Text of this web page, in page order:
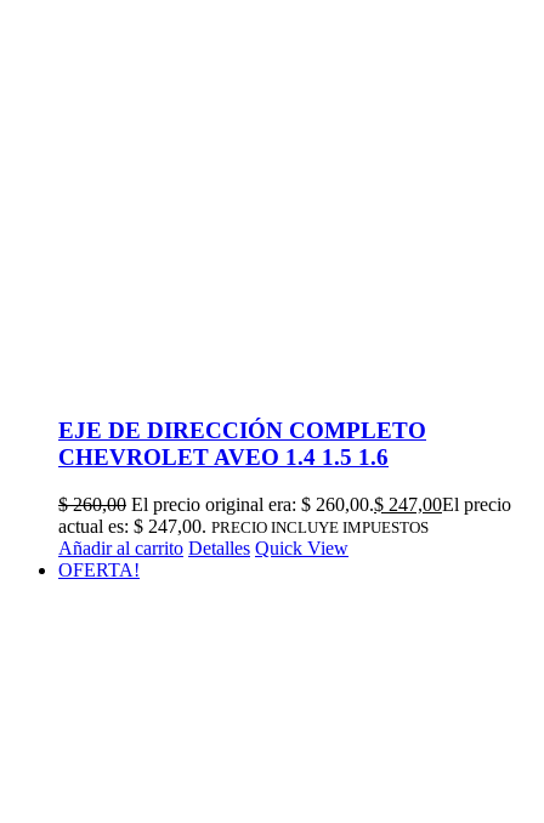
EJE DE DIRECCIÓN COMPLETO
CHEVROLET AVEO 1.4 1.5 1.6
$260,00 El precio original era: $ 260,00.$ 247,00El precio
actual es: $ 247,00. PRECIO INCLUYE IMPUESTOS
Añadir al carrito Detalles Quick View
OFERTA!